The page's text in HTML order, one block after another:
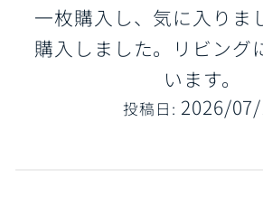
一枚購入し、気に入りま
購入しました。リビング
います。
投稿日: 2026/